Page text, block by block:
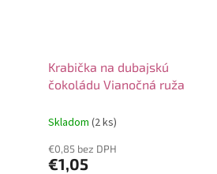
Krabička na dubajskú
čokoládu Vianočná ruža
Skladom (2 ks)
€0,85 bez DPH
€1,05